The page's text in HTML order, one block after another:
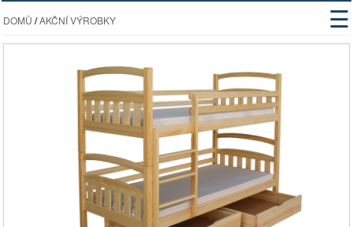
DOMŮ /AKČNÍ VÝROBKY ☰